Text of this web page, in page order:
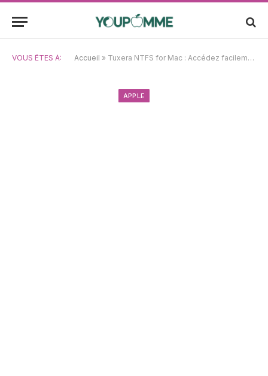
VOUS ÊTES À: Accueil » Tuxera NTFS for Mac : Accédez facilement en lecture-écriture à vos disques NTFS sur Mac
APPLE